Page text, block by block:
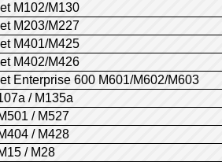
M102/M130
M203/M227
M401/M425
M402/M426
Enterprise 600 M601/M602/M603
/ M135a
/ M527
/ M428
/ M28